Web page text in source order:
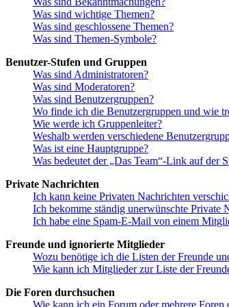
Was sind wichtige Themen?
Was sind geschlossene Themen?
Was sind Themen-Symbole?
Benutzer-Stufen und Gruppen
Was sind Administratoren?
Was sind Moderatoren?
Was sind Benutzergruppen?
Wo finde ich die Benutzergruppen und wie
Wie werde ich Gruppenleiter?
Weshalb werden verschiedene
Was ist eine Hauptgruppe?
Was bedeutet der „Das Team“-Link auf der
Private Nachrichten
Ich kann keine Privaten Nachrichten
Ich bekomme ständig unerwünschte Private
Ich habe eine Spam-E-Mail von einem
Freunde und ignorierte Mitglieder
Wozu benötige ich die Listen der Freunde
Wie kann ich Mitglieder zur Liste der
Die Foren durchsuchen
Wie kann ich ein Forum oder mehrere Foren